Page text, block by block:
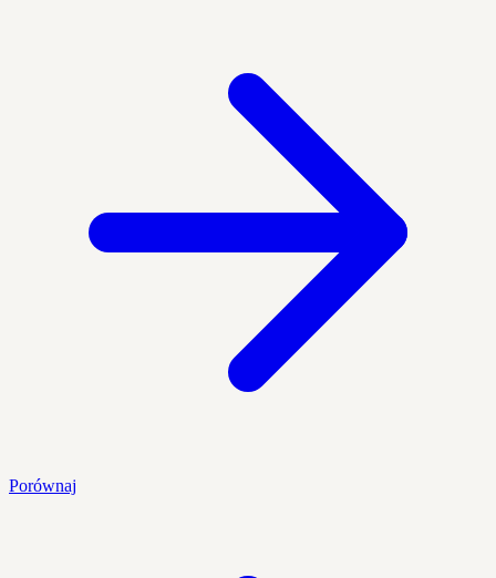
Porównaj